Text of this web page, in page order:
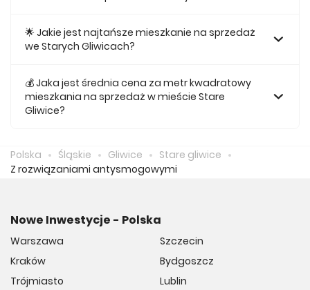
Gliwicach jest 26,62.
🌟 Jakie jest najtańsze mieszkanie na sprzedaż
we Starych Gliwicach?
naszej ofercie kosztuje 314 116 zł.
💰 Jaka jest średnia cena za metr kwadratowy
mieszkania na sprzedaż w mieście Stare
Gliwice?
Polska Śląskie Gliwice
Stare gliwice
Z rozwiązaniami antysmogowymi
Nowe Inwestycje - Polska
Warszawa
Kraków
Trójmiasto
Szczecin
Bydgoszcz
Lublin